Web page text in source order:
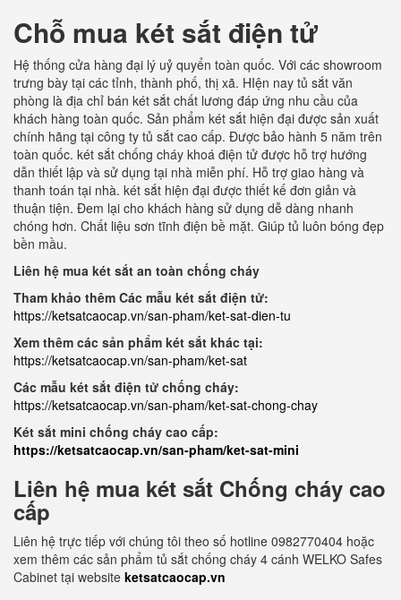
Chỗ mua két sắt điện tử
Hệ thống cửa hàng đại lý uỷ quyển toàn quốc. Với các showroom
trưng bày tại các tỉnh, thành phố, thị xã. HIện nay tủ sắt văn
phòng là địa chỉ bán két sắt chất lương đáp ứng nhu cầu của
khách hàng toàn quốc. Sản phẩm két sắt hiện đại được sản xuất
chính hãng tại công ty tủ sắt cao cấp. Được bảo hành 5 năm trên
toàn quốc. két sắt chống cháy khoá điện tử được hỗ trợ hướng
dẫn thiết lập và sử dụng tại nhà miễn phí. Hỗ trợ giao hàng và
thanh toán tại nhà. két sắt hiện đại được thiết kế đơn giản và
thuận tiện. Đem lại cho khách hàng sử dụng dễ dàng nhanh
chóng hơn. Chất liệu sơn tĩnh điện bề mặt. Giúp tủ luôn bóng đẹp
bền mầu.
Liên hệ mua két sắt an toàn chống cháy
Tham khảo thêm Các mẫu két sắt điện tử:
https://ketsatcaocap.vn/san-pham/ket-sat-dien-tu
Xem thêm các sản phẩm két sắt khác tại:
https://ketsatcaocap.vn/san-pham/ket-sat
Các mẫu két sắt điện tử chống cháy:
https://ketsatcaocap.vn/san-pham/ket-sat-chong-chay
Két sắt mini chống cháy cao cấp:
https://ketsatcaocap.vn/san-pham/ket-sat-mini
Liên hệ mua két sắt Chống cháy cao
cấp
Liên hệ trực tiếp với chúng tôi theo số hotline 0982770404 hoặc
xem thêm các sản phẩm tủ sắt chống cháy 4 cánh WELKO Safes
Cabinet tại website ketsatcaocap.vn